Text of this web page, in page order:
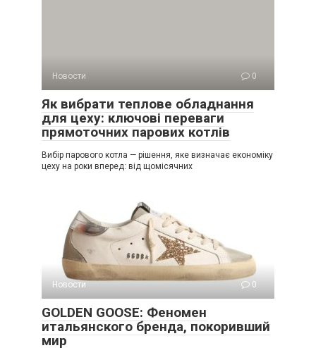
Новости 0
Як вибрати теплове обладнання
для цеху: ключові переваги
прямоточних парових котлів
Вибір парового котла — рішення, яке визначає економіку
цеху на роки вперед: від щомісячних
Новости 0
GOLDEN GOOSE: Феномен
итальянского бренда, покоривший
мир